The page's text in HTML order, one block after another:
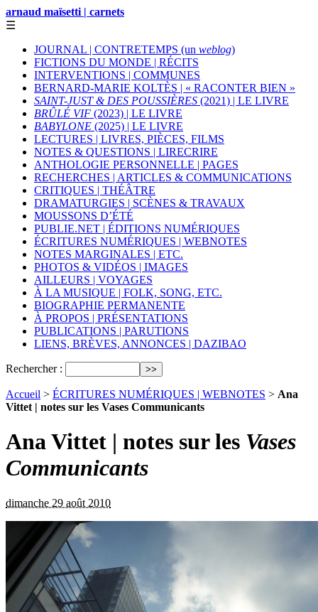
arnaud maïsetti | carnets
☰
JOURNAL | CONTRETEMPS (un weblog)
FICTIONS DU MONDE | RÉCITS
INTERVENTIONS | COMMUNES
BERNARD-MARIE KOLTÈS | « RACONTER BIEN »
SAINT-JUST & DES POUSSIÈRES (2021) | LE LIVRE
BRÛLÉ VIF (2023) | LE LIVRE
BABYLONE (2025) | LE LIVRE
LECTURES | LIVRES, PIÈCES, FILMS
NOTES & QUESTIONS | LIRECRIRE
ANTHOLOGIE PERSONNELLE | PAGES
RECHERCHES | ARTICLES & COMMUNICATIONS
CRITIQUES | THÉÂTRE
DRAMATURGIES | SCÈNES & TRAVAUX
MOUSSONS D’ÉTÉ
PUBLIE.NET | ÉDITIONS NUMÉRIQUES
ÉCRITURES NUMÉRIQUES | WEBNOTES
NOTES MARGINALES | ETC.
PHOTOS & VIDÉOS | IMAGES
AILLEURS | VOYAGES
À LA MUSIQUE | FOLK, SONG, ETC.
BIOGRAPHIE PERMANENTE
À PROPOS | PRÉSENTATIONS
PUBLICATIONS | PARUTIONS
LIENS, BRÈVES, ANNONCES | DAZIBAO
Rechercher :
Accueil > ÉCRITURES NUMÉRIQUES | WEBNOTES > Ana
Vittet | notes sur les Vases Communicants
Ana Vittet | notes sur les Vases
Communicants
dimanche 29 août 2010